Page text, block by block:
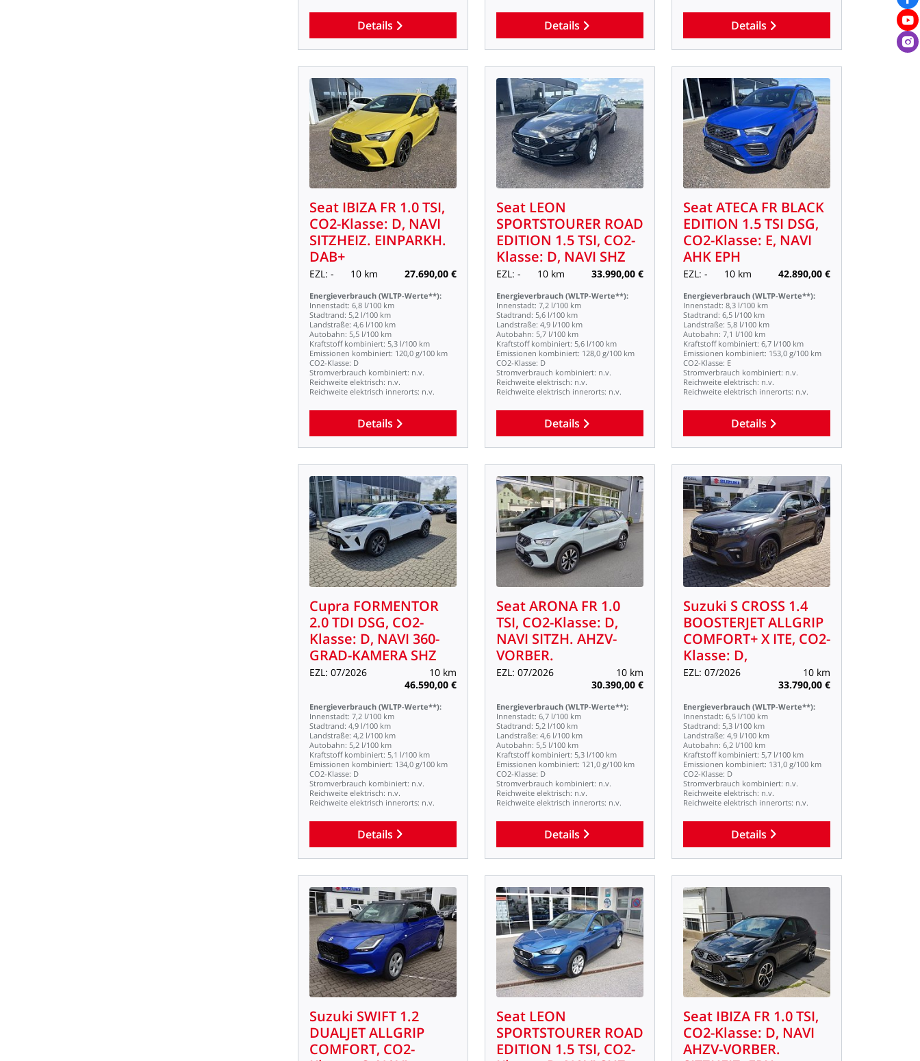
Details Details Details
Seat IBIZA FR 1.0TSI,
CO2-Klasse: D, NAVI
SITZHEIZ. EINPARKH.
DAB+
EZL: - 10 km 27.690,00 €
Energieverbrauch (WLTP-Werte**):
Innenstadt: 6,8 l/100 km
Stadtrand: 5,2 l/100 km
Landstraße: 4,6 l/100 km
Autobahn: 5,5 l/100 km
Kraftstoff kombiniert: 5,3 l/100 km
Emissionen kombiniert: 120,0 g/100 km
CO2-Klasse: D
Stromverbrauch kombiniert: n.v.
Reichweite elektrisch: n.v.
Reichweite elektrisch innerorts: n.v.
Details
Seat LEON
SPORTSTOURER ROAD
EDITION 1.5TSI, CO2-
Klasse: D, NAVI SHZ
EZL: - 10 km 33.990,00 €
Energieverbrauch (WLTP-Werte**):
Innenstadt: 7,2 l/100 km
Stadtrand: 5,6 l/100 km
Landstraße: 4,9 l/100 km
Autobahn: 5,7 l/100 km
Kraftstoff kombiniert: 5,6 l/100 km
Emissionen kombiniert: 128,0 g/100 km
CO2-Klasse: D
Stromverbrauch kombiniert: n.v.
Reichweite elektrisch: n.v.
Reichweite elektrisch innerorts: n.v.
Details
SeatATECA FR BLACK
EDITION 1.5TSI DSG,
CO2-Klasse: E, NAVI
AHK EPH
EZL: - 10 km 42.890,00 €
Energieverbrauch (WLTP-Werte**):
Innenstadt: 8,3 l/100 km
Stadtrand: 6,5 l/100 km
Landstraße: 5,8 l/100 km
Autobahn: 7,1 l/100 km
Kraftstoff kombiniert: 6,7 l/100 km
Emissionen kombiniert: 153,0 g/100 km
CO2-Klasse: E
Stromverbrauch kombiniert: n.v.
Reichweite elektrisch: n.v.
Reichweite elektrisch innerorts: n.v.
Details
Cupra FORMENTOR
2.0TDI DSG, CO2-
Klasse: D, NAVI 360-
GRAD-KAMERA SHZ
EZL: 07/2026 10 km
46.590,00 €
Energieverbrauch (WLTP-Werte**):
Innenstadt: 7,2 l/100 km
Stadtrand: 4,9 l/100 km
Landstraße: 4,2 l/100 km
Autobahn: 5,2 l/100 km
Kraftstoff kombiniert: 5,1 l/100 km
Emissionen kombiniert: 134,0 g/100 km
CO2-Klasse: D
Stromverbrauch kombiniert: n.v.
Reichweite elektrisch: n.v.
Reichweite elektrisch innerorts: n.v.
Details
SeatARONA FR 1.0
TSI, CO2-Klasse: D,
NAVI SITZH. AHZV-
VORBER.
EZL: 07/2026 10 km
30.390,00 €
Energieverbrauch (WLTP-Werte**):
Innenstadt: 6,7 l/100 km
Stadtrand: 5,2 l/100 km
Landstraße: 4,6 l/100 km
Autobahn: 5,5 l/100 km
Kraftstoff kombiniert: 5,3 l/100 km
Emissionen kombiniert: 121,0 g/100 km
CO2-Klasse: D
Stromverbrauch kombiniert: n.v.
Reichweite elektrisch: n.v.
Reichweite elektrisch innerorts: n.v.
Details
Suzuki S CROSS 1.4
BOOSTERJETALLGRIP
COMFORT+X ITE, CO2-
Klasse: D,
EZL: 07/2026 10 km
33.790,00 €
Energieverbrauch (WLTP-Werte**):
Innenstadt: 6,5 l/100 km
Stadtrand: 5,3 l/100 km
Landstraße: 4,9 l/100 km
Autobahn: 6,2 l/100 km
Kraftstoff kombiniert: 5,7 l/100 km
Emissionen kombiniert: 131,0 g/100 km
CO2-Klasse: D
Stromverbrauch kombiniert: n.v.
Reichweite elektrisch: n.v.
Reichweite elektrisch innerorts: n.v.
Details
Suzuki SWIFT 1.2
DUALJETALLGRIP
COMFORT, CO2-
Seat LEON
SPORTSTOURER ROAD
EDITION 1.5TSI, CO2-
Seat IBIZA FR 1.0TSI,
CO2-Klasse: D, NAVI
AHZV-VORBER.